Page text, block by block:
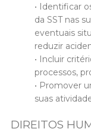
• Identificar
da SST nas
eventuais
reduzir
• Incluir
processos,
• Promover
suas
DIREITOS